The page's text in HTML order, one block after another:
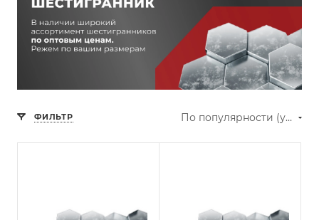
ФИЛЬТР По популярности (убывание)